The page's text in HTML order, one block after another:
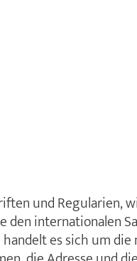
und Regularien,
internationalen
es sich um